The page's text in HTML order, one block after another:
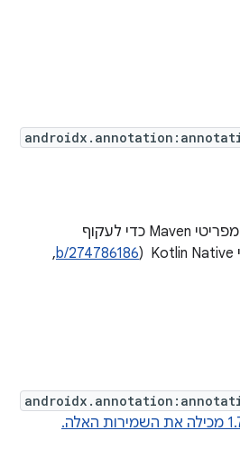
הוסרו אילוצי תלות מפריטי Maven כדי לעקוף
b/274786186
,